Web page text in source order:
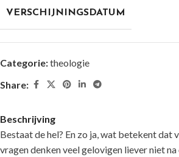
VERSCHIJNINGSDATUM
Categorie:theologie
Share:
Beschrijving
Bestaat de hel? En zo ja, wat betekent dat
vragen denken veel gelovigen liever niet